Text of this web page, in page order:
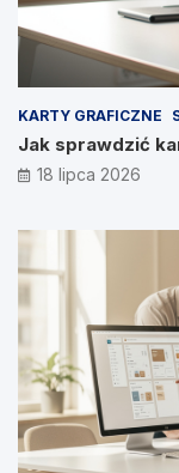
KARTY GRAFICZNE
Jak sprawdzić
18 lipca 2026